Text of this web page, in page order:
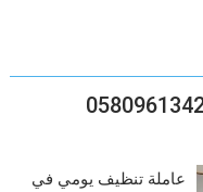
عاملة تنظيف يومي في